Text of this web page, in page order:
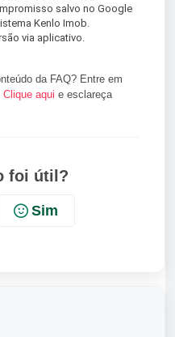
salvo no Google
Kenlo Imob.
via aplicativo.
da FAQ? Entre em
Clique aqui e esclareça
foi útil?
Sim